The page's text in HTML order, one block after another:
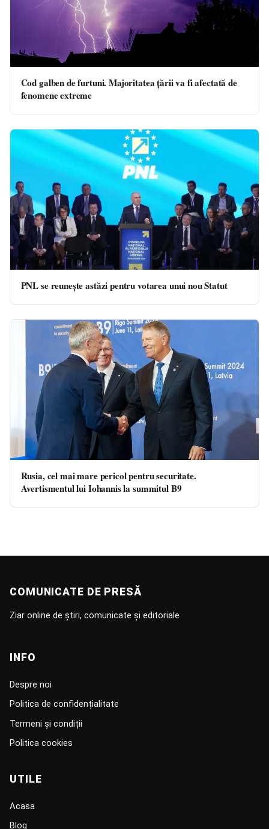
Cod galben de furtuni. Majoritatea țării va fi afectată de
fenomene extreme
PNL se reunește astăzi pentru votarea unui nou Statut
Rusia, cel mai mare pericol pentru securitate.
Avertismentul lui Iohannis la summitul B9
COMUNICATE DE PRESĂ
Ziar online de știri, comunicate și editoriale
INFO
Despre noi
Politica de confidențialitate
Termeni și condiții
Politica cookies
UTILE
Acasa
Blog